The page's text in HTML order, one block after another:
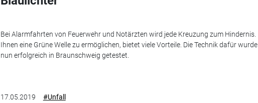
Bei Alarmfahrten von Feuerwehr und Notärzten wird jede Kreuzung zum Hindernis.
Ihnen eine Grüne Welle zu ermöglichen, bietet viele Vorteile. Die Technik dafür wurde
nun erfolgreich in Braunschweig getestet.
17.05.2019 #Unfall